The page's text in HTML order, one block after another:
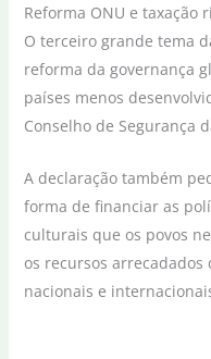
Reforma ONU e taxação
O terceiro grande tema
reforma da governança
países menos
Conselho de Segurança
A declaração também
forma de financiar as
culturais que os povos
os recursos
nacionais e